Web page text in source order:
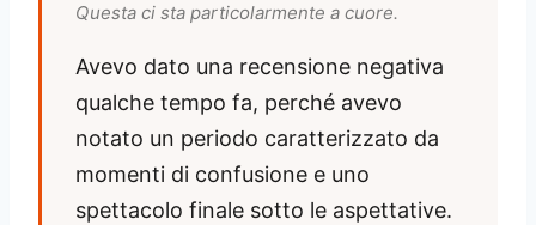
Questa ci sta particolarmente a cuore.
Avevo dato una recensione negativa
qualche tempo fa, perché avevo
notato un periodo caratterizzato da
momenti di confusione e uno
spettacolo finale sotto le aspettative.